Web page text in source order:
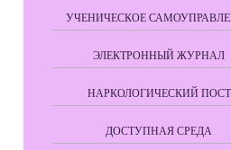
УЧЕНИЧЕСКОЕ
ЭЛЕКТРОННЫЙ ЖУРНАЛ
НАРКОЛОГИЧЕСКИЙ ПОСТ
ДОСТУПНАЯ СРЕДА